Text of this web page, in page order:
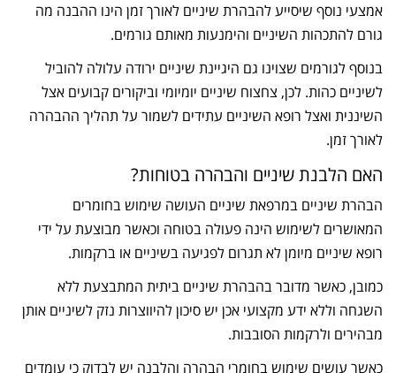
אמצעי נוסף שיסייע להבהרת שיניים לאורך זמן הינו ההבנה מה
גורם להתכהות השיניים והימנעות מאותם גורמים.
בנוסף לגורמים שצוינו גם היגיינת שיניים ירודה עלולה להוביל
לשיניים כהות. לכן, צחצוח שיניים יומיומי וביקורים קבועים אצל
השיננית ואצל רופא השיניים עתידים לשמור על תהליך ההבהרה
לאורך זמן.
האם הלבנת שיניים והבהרה בטוחות?
הבהרת שיניים במרפאת שיניים העושה שימוש בחומרים
המאושרים לשימוש הינה פעולה בטוחה וכאשר מבוצעת על ידי
רופא שיניים מיומן לא תגרום לפגיעה בשיניים או ברקמות.
כמובן, כאשר מדובר בהבהרת שיניים ביתית המתבצעת ללא
השגחה וללא ידע מקצועי אכן יש סיכון להיווצרות נזק לשיניים אותן
מבהירים ולרקמות הסובבות.
כאשר עושים שימוש בחומרי הבהרה והלבנה יש לבדוק כי עומדים